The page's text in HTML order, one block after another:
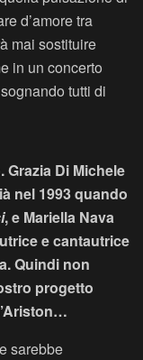
d’amore tra
mai sostituire
in un concerto
tutti di
Grazia Di Michele
nel 1993 quando
, e Mariella Nava
e cantautrice
Quindi non
progetto
sarebbe